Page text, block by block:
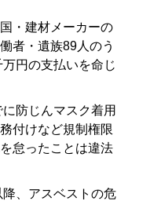
・建材メーカーの
者・遺族89人のう
円の支払いを命じ
防じんマスク着用
付けなど規制権限
怠ったことは違法
、アスベストの危